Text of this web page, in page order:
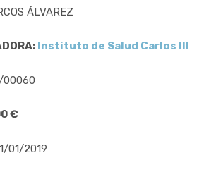
ÁLVAREZ
Instituto de Salud Carlos III
00060
€
01/2019